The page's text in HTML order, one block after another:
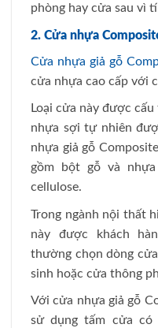
phòng hay cửa sau vì
2. Cửa nhựa
Cửa nhựa giả gỗ
cửa nhựa cao cấp với
Loại cửa này được
nhựa sợi tự nhiên
nhựa giả gỗ
gồm bột gỗ và
cellulose.
Trong ngành nội thất
này được khách
thường chọn dòng
sinh hoặc cửa thông
Với cửa nhựa giả gỗ
sử dụng tấm cửa